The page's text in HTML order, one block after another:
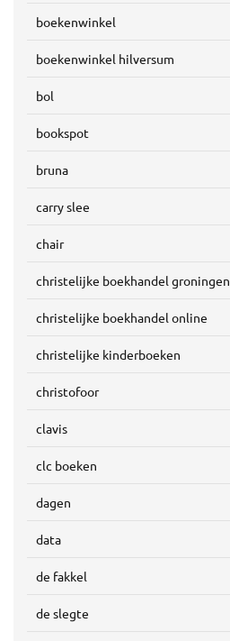
boekenwinkel
boekenwinkel hilversum
bol
bookspot
bruna
carry slee
chair
christelijke boekhandel groningen
christelijke boekhandel online
christelijke kinderboeken
christofoor
clavis
clc boeken
dagen
data
de fakkel
de slegte